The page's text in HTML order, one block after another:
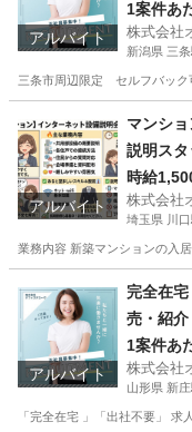
アルバイト
介
1案件あ
株式会社
新潟県 三条
三条市周辺限定 セルフバック
アルバイト
マンシ
説明スタ
時給
株式会社
埼玉県 川口
業務内容 新築マンションの入
川口駅
アルバイト
完全在
売・紹介
1案件あ
株式会社
山形県 新庄
「完全在宅 」「出社不要」